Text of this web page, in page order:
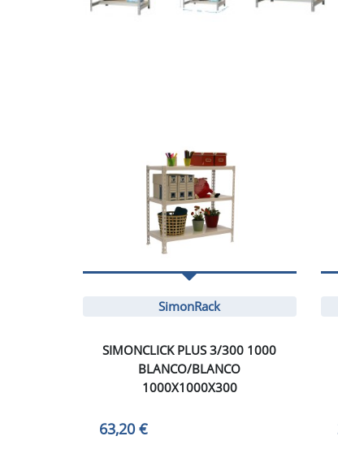
SimonRack
SIMONCLICK PLUS 3/300 1000
BLANCO/BLANCO
1000X1000X300
63,20 €